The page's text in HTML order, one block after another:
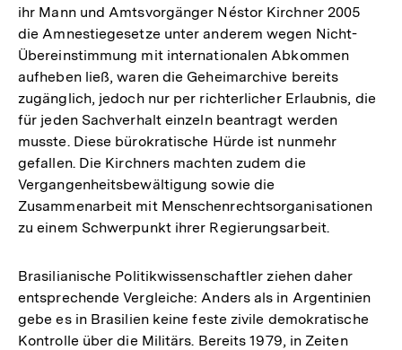
ihr Mann und Amtsvorgänger Néstor Kirchner 2005
die Amnestiegesetze unter anderem wegen Nicht-
Übereinstimmung mit internationalen Abkommen
aufheben ließ, waren die Geheimarchive bereits
zugänglich, jedoch nur per richterlicher Erlaubnis, die
für jeden Sachverhalt einzeln beantragt werden
musste. Diese bürokratische Hürde ist nunmehr
gefallen. Die Kirchners machten zudem die
Vergangenheitsbewältigung sowie die
Zusammenarbeit mit Menschenrechtsorganisationen
zu einem Schwerpunkt ihrer Regierungsarbeit.
Brasilianische Politikwissenschaftler ziehen daher
entsprechende Vergleiche: Anders als in Argentinien
gebe es in Brasilien keine feste zivile demokratische
Kontrolle über die Militärs. Bereits 1979, in Zeiten